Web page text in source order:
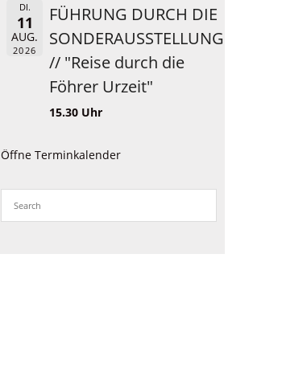
DI.
11
AUG.
2026
FÜHRUNG DURCH DIE
SONDERAUSSTELLUNG
// "Reise durch die
Föhrer Urzeit"
15.30 Uhr
Öffne Terminkalender